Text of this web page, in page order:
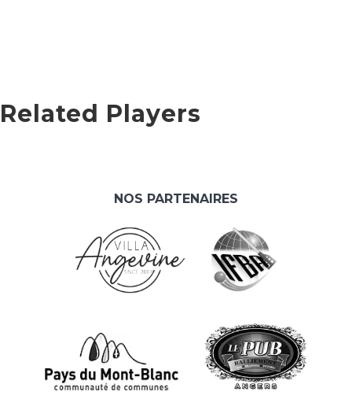
Related Players
NOS PARTENAIRES